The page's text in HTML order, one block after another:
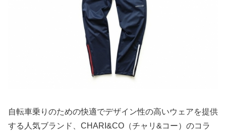
自転車乗りのための快適でデザイン性の高いウェアを提供
する人気ブランド、CHARI&CO（チャリ&コー）のコラ